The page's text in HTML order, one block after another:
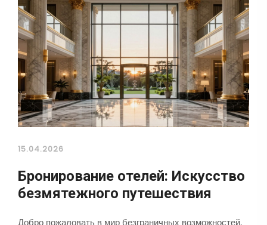
15.04.2026
Бронирование отелей: Искусство
безмятежного путешествия
Добро пожаловать в мир безграничных возможностей,